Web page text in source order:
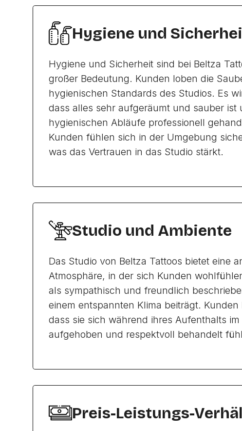
Hygiene und
Hygiene und Sicherheit sind bei Beltza
großer Bedeutung. Kunden loben die
hygienischen Standards des Studios. Es
dass alles sehr aufgeräumt und sauber ist
hygienischen Abläufe professionell
Kunden fühlen sich in der Umgebung
was das Vertrauen in das Studio stärkt.
Studio und Ambiente
Das Studio von Beltza Tattoos bietet eine
Atmosphäre, in der sich Kunden
als sympathisch und freundlich
einem entspannten Klima beiträgt. Kunden
dass sie sich während ihres Aufenthalts
aufgehoben und respektvoll behandelt
Preis-Leistungs-